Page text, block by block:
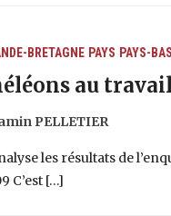
BRETAGNE PAYS PAYS-BAS
au
PELLETIER
les résultats de
C’est […]